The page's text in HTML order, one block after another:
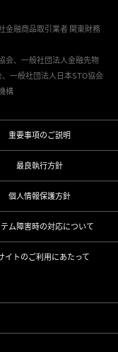
金融商品取引業者 関東財務
会、一般社団法人金融先物
一般社団法人日本STO協会
構
重要事項のご説明
最良執行方針
個人情報保護方針
ム障害時の対応について
イトのご利用にあたって